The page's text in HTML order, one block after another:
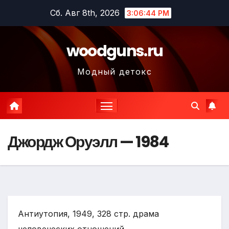
содержимому
Сб. Авг 8th, 2026 3:06:45 PM
woodguns.ru
Модный детокс
Джордж Оруэлл — 1984
Антиутопия, 1949, 328 стр. драма